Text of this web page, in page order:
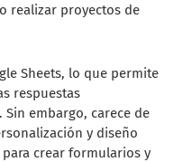
realizar proyectos de
Sheets, lo que permite
respuestas
embargo, carece de
y diseño
crear formularios y